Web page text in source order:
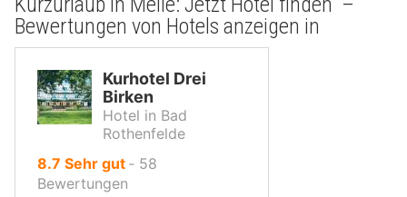
Bewertungen von Hotels anzeigen in
Kurhotel Drei
Birken
Hotel in Bad
Rothenfelde
8.7 von
10,
Sehr gut ‐ 58
Bewertungen